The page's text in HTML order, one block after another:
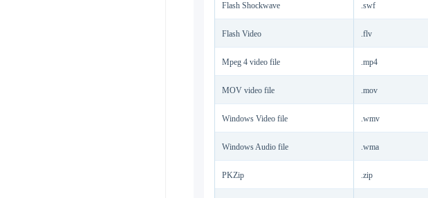
Flash Shockwave .swf
Flash Video .flv
Mpeg 4 video file .mp4
MOV video file .mov
Windows Video file .wmv
Windows Audio file .wma
PKZip .zip